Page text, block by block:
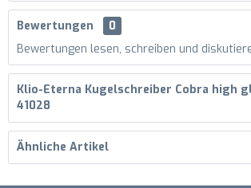
Bewertungen
0
Bewertungen lesen, schreiben und
Klio-Eterna Kugelschreiber Cobra high
41028
Ähnliche Artikel